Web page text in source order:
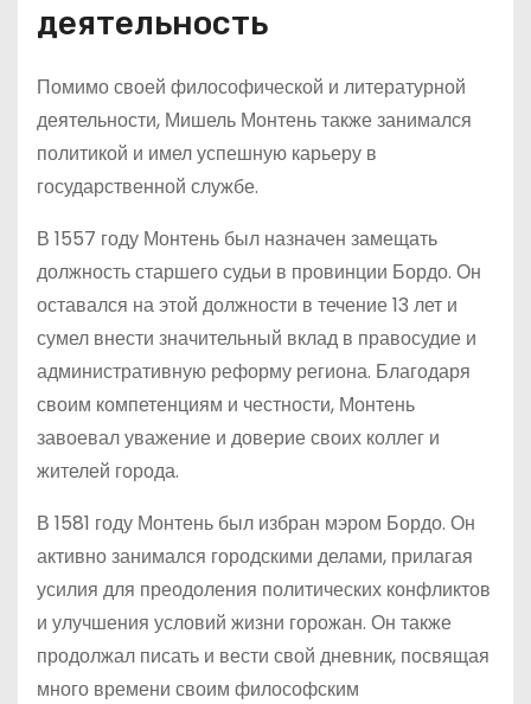
деятельность
Помимо своей философической и литературной
деятельности, Мишель Монтень также занимался
политикой и имел успешную карьеру в
государственной службе.
В 1557 году Монтень был назначен замещать
должность старшего судьи в провинции Бордо. Он
оставался на этой должности в течение 13 лет и
сумел внести значительный вклад в правосудие и
административную реформу региона. Благодаря
своим компетенциям и честности, Монтень
завоевал уважение и доверие своих коллег и
жителей города.
В 1581 году Монтень был избран мэром Бордо. Он
активно занимался городскими делами, прилагая
усилия для преодоления политических конфликтов
и улучшения условий жизни горожан. Он также
продолжал писать и вести свой дневник, посвящая
много времени своим философским